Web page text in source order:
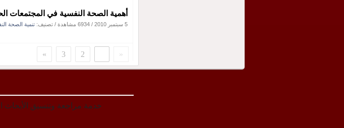
أهمية الصحة النفسية في المجتمعات
5 سبتمبر 2010 / 6934 مشاهدة / تصنيف: تنمية الصحة
«
2
3
»
خدمة مراجعة وتنسيق الأبحاث العلمية